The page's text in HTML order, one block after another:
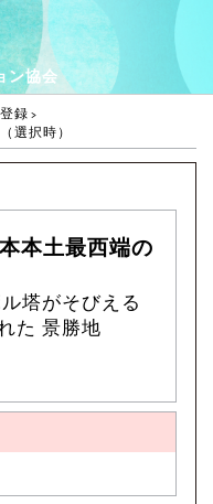
ン協会
録
選択時）
本土最西端の
塔がそびえる
た 景勝地